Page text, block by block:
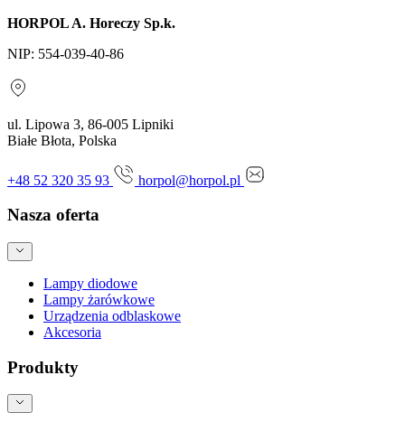
HORPOL A. Horeczy Sp.k.
NIP: 554-039-40-86
ul. Lipowa 3, 86-005 Lipniki
Białe Błota, Polska
+48 52 320 35 93 horpol@horpol.pl
Nasza oferta
Lampy diodowe
Lampy żarówkowe
Urządzenia odblaskowe
Akcesoria
Produkty